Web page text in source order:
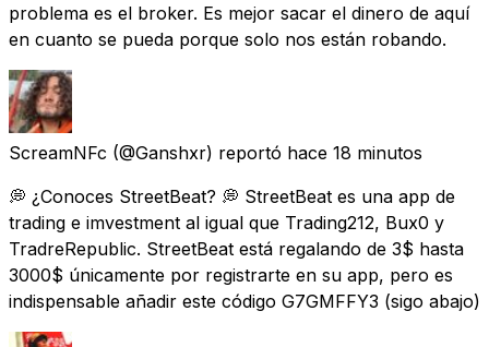
problema es el broker. Es mejor sacar el dinero de aquí
en cuanto se pueda porque solo nos están robando.
ScreamNFc (@Ganshxr) reportó hace 18 minutos
💭 ¿Conoces StreetBeat? 💭 StreetBeat es una app de
trading e imvestment al igual que Trading212, Bux0 y
TradreRepublic. StreetBeat está regalando de 3$ hasta
3000$ únicamente por registrarte en su app, pero es
indispensable añadir este código G7GMFFY3 (sigo abajo)